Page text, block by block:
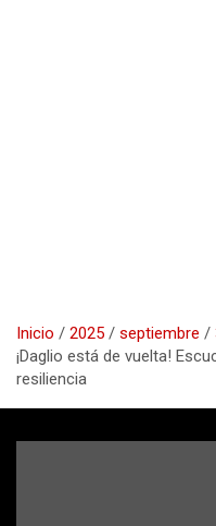
Inicio 2025 septiembre
¡Daglio está de vuelta!
resiliencia